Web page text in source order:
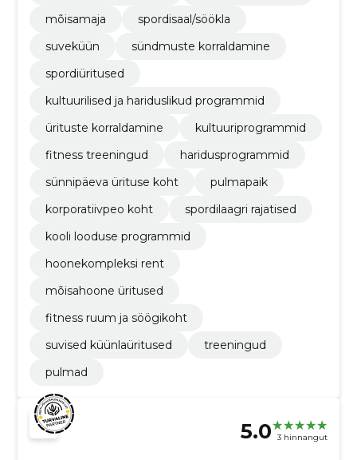
mõisamaja
spordisaal/söökla
suveküün
sündmuste korraldamine
spordiüritused
kultuurilised ja hariduslikud programmid
ürituste korraldamine
kultuuriprogrammid
fitness treeningud
haridusprogrammid
sünnipäeva ürituse koht
pulmapaik
korporatiivpeo koht
spordilaagri rajatised
kooli looduse programmid
hoonekompleksi rent
mõisahoone üritused
fitness ruum ja söögikoht
suvised küünlaüritused
treeningud
pulmad
5.0 3 hinnangut